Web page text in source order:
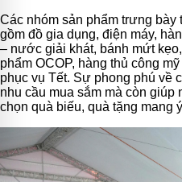
Các nhóm sản phẩm trưng bày
gồm đồ gia dụng, điện máy,
– nước giải khát, bánh mứt
phẩm OCOP, hàng thủ công
phục vụ Tết. Sự phong phú về
nhu cầu mua sắm mà còn
chọn quà biếu, quà tặng mang